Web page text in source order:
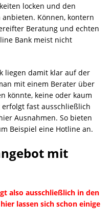
locken und den
Können, kontern
Beratung und echten
Bank meist nicht
liegen damit klar auf der
mit einem Berater über
könnte, keine oder kaum
fast ausschließlich
Ausnahmen. So bieten
Beispiel eine Hotline an.
mit
also ausschließlich in den
lassen sich schon einige